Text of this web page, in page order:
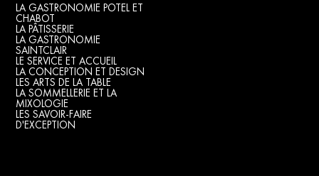
LA GASTRONOMIE POTEL ET
CHABOT
LA PÂTISSERIE
LA GASTRONOMIE
SAINTCLAIR
LE SERVICE ET ACCUEIL
LA CONCEPTION ET DESIGN
LES ARTS DE LA TABLE
LA SOMMELLERIE ET LA
MIXOLOGIE
LES SAVOIR-FAIRE
D'EXCEPTION